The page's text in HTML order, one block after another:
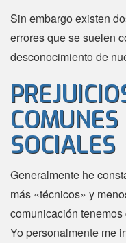
Sin embargo existen
errores que se suelen
desconocimiento de
SOCIALES
Generalmente he
más «técnicos» y
comunicación
Yo personalmente me